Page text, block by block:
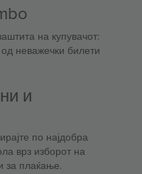
на купувачот:
неважечки билети
и
по најдобра
врз изборот на
за плаќање.